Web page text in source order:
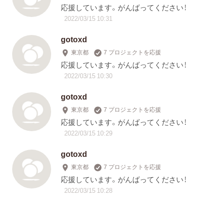
応援しています。がんばってください！
2022/03/15 10:31
gotoxd
東京都 7 プロジェクトを応援
応援しています。がんばってください！
2022/03/15 10:30
gotoxd
東京都 7 プロジェクトを応援
応援しています。がんばってください！
2022/03/15 10:29
gotoxd
東京都 7 プロジェクトを応援
応援しています。がんばってください！
2022/03/15 10:28